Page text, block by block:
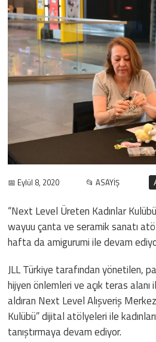
📅 Eylül 8, 2020 📂 ASAYİŞ
“Next Level Üreten Kadınlar
wayuu çanta ve seramik sanatı
hafta da amigurumi ile devam
JLL Türkiye tarafından yönetilen,
hijyen önlemleri ve açık teras
aldıran Next Level Alışveriş
Kulübü” dijital atölyeleri ile
tanıştırmaya devam ediyor.